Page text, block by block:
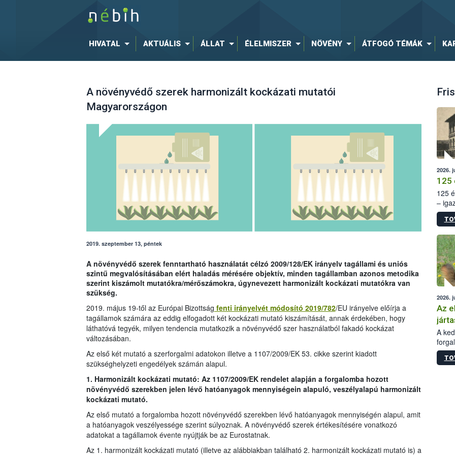
HIVATAL AKTUÁLIS ÁLLAT ÉLELMISZER NÖVÉNY ÁTFOGÓ TÉMÁK
A növényvédő szerek harmonizált kockázati mutatói
Magyarországon
2019. szeptember 13, péntek
A növényvédő szerek fenntartható használatát célzó 2009/128/EK irányelv tagállami és uniós
szintű megvalósításában elért haladás mérésére objektív, minden tagállamban azonos metodika
szerint kiszámolt mutatókra/mérőszámokra, úgynevezett harmonizált kockázati mutatókra van
szükség.
2019. május 19-től az Európai Bizottság fenti irányelvét módosító 2019/782/EU irányelve előírja a
tagállamok számára az eddig elfogadott két kockázati mutató kiszámítását, annak érdekében, hogy
láthatóvá tegyék, milyen tendencia mutatkozik a növényvédő szer használatból fakadó kockázat
változásában.
Az első két mutató a szerforgalmi adatokon illetve a 1107/2009/EK 53. cikke szerint kiadott
szükséghelyzeti engedélyek számán alapul.
1. Harmonizált kockázati mutató: Az 1107/2009/EK rendelet alapján a forgalomba hozott
növényvédő szerekben jelen lévő hatóanyagok mennyiségein alapuló, veszélyalapú harmonizált
kockázati mutató.
Az első mutató a forgalomba hozott növényvédő szerekben lévő hatóanyagok mennyiségén alapul, amit
a hatóanyagok veszélyessége szerint súlyoznak. A növényvédő szerek értékesítésére vonatkozó
adatokat a tagállamok évente nyújtják be az Eurostatnak.
Az 1. harmonizált kockázati mutató (illetve az alábbiakban található 2. harmonizált kockázati mutató is) a
2026.
125
125
–
15.
2026.
Az
A